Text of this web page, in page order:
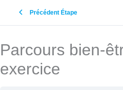
Précédent Étape
Parcours bien-
exercice